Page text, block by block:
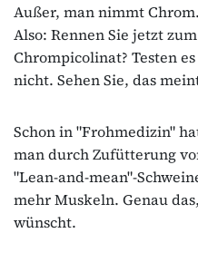
Außer, man nimmt
Also: Rennen Sie jetzt
Chrompicolinat? Testen
nicht. Sehen Sie, das
Schon in "Frohmedizin"
man durch Zufütterung
"Lean-and-mean"-
mehr Muskeln. Genau
wünscht.